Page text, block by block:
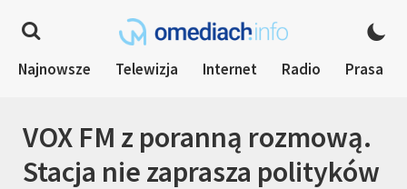
Najnowsze Telewizja Internet Radio Prasa
VOX FM z poranną rozmową.
Stacja nie zaprasza polityków